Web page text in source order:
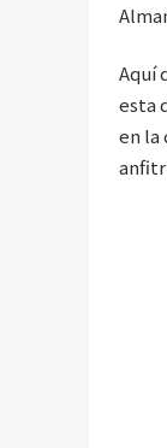
Aquí
esta
en la